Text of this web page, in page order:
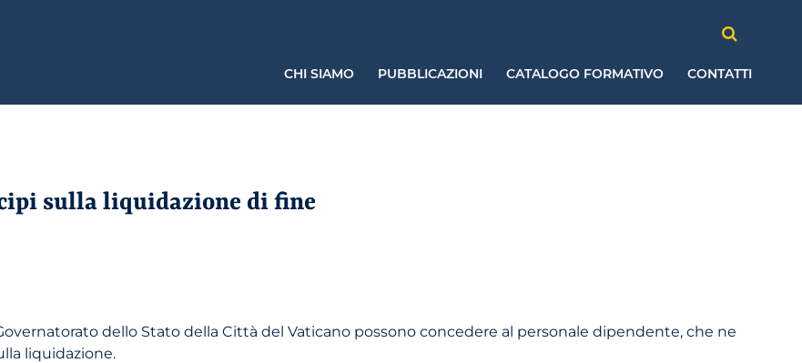
CHI SIAMO PUBBLICAZIONI CATALOGO FORMATIVO CONTATTI
sulla liquidazione di fine
dello Stato della Città del Vaticano possono concedere al personale dipendente, che ne
liquidazione.